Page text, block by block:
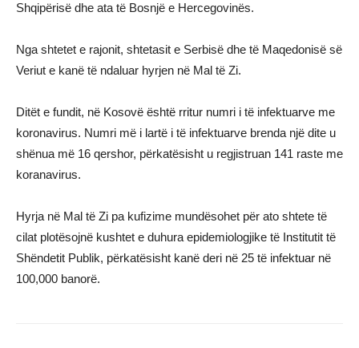
Shqipërisë dhe ata të Bosnjë e Hercegovinës.
Nga shtetet e rajonit, shtetasit e Serbisë dhe të Maqedonisë së
Veriut e kanë të ndaluar hyrjen në Mal të Zi.
Ditët e fundit, në Kosovë është rritur numri i të infektuarve me
koronavirus. Numri më i lartë i të infektuarve brenda një dite u
shënua më 16 qershor, përkatësisht u regjistruan 141 raste me
koranavirus.
Hyrja në Mal të Zi pa kufizime mundësohet për ato shtete të
cilat plotësojnë kushtet e duhura epidemiologjike të Institutit të
Shëndetit Publik, përkatësisht kanë deri në 25 të infektuar në
100,000 banorë.